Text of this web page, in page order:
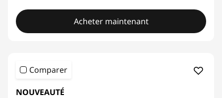
Acheter maintenant
Comparer
NOUVEAUTÉ